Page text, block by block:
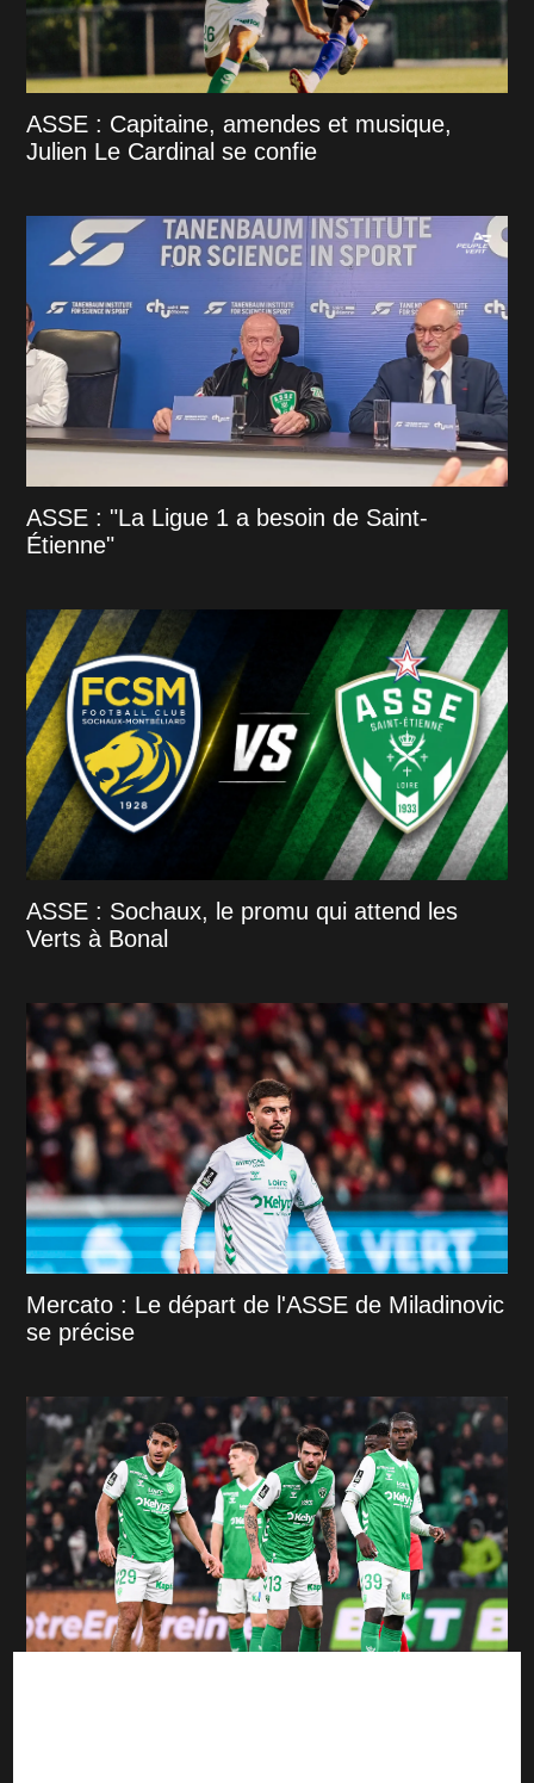
ASSE : Capitaine, amendes et musique,
Julien Le Cardinal se confie
ASSE : "La Ligue 1 a besoin de Saint-
Étienne"
ASSE : Sochaux, le promu qui attend les
Verts à Bonal
Mercato : Le départ de l'ASSE de Miladinovic
se précise